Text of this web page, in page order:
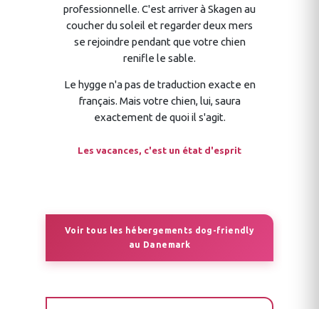
professionnelle. C'est arriver à Skagen au
coucher du soleil et regarder deux mers
se rejoindre pendant que votre chien
renifle le sable.
Le hygge n'a pas de traduction exacte en
français. Mais votre chien, lui, saura
exactement de quoi il s'agit.
Les vacances, c'est un état d'esprit
Voir tous les hébergements dog-friendly
au Danemark